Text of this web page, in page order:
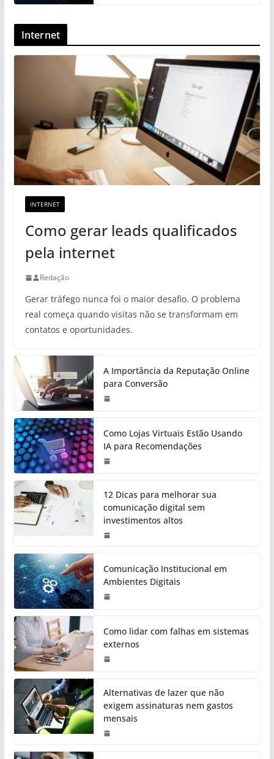
Internet
INTERNET
Como gerar leads qualificados
pela internet
Redação
Gerar tráfego nunca foi o maior desafio. O problema
real começa quando visitas não se transformam em
contatos e oportunidades.
A Importância da Reputação Online
para Conversão
Como Lojas Virtuais Estão Usando
IA para Recomendações
12 Dicas para melhorar sua
comunicação digital sem
investimentos altos
Comunicação Institucional em
Ambientes Digitais
Como lidar com falhas em sistemas
externos
Alternativas de lazer que não
exigem assinaturas nem gastos
mensais